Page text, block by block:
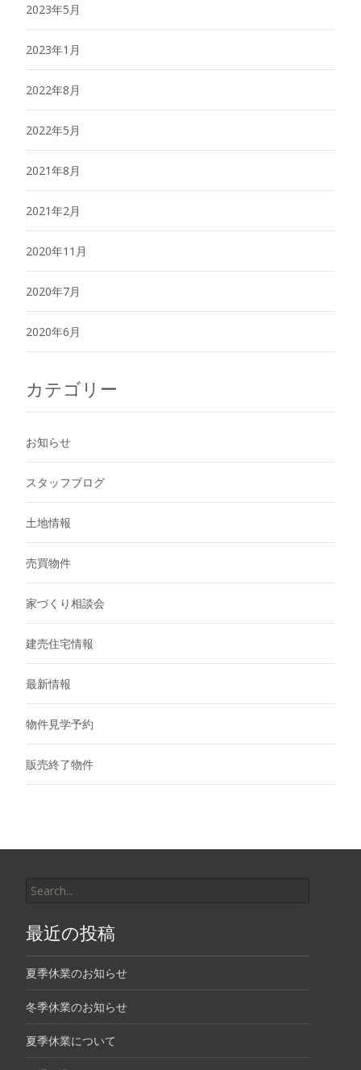
2023年5月
2023年1月
2022年8月
2022年5月
2021年8月
2021年2月
2020年11月
2020年7月
2020年6月
カテゴリー
お知らせ
スタッフブログ
土地情報
売買物件
家づくり相談会
建売住宅情報
最新情報
物件見学予約
販売終了物件
for:
最近の投稿
夏季休業のお知らせ
冬季休業のお知らせ
夏季休業について